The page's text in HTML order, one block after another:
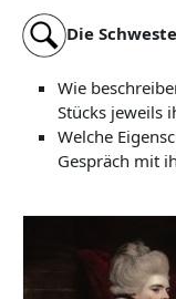
Die
Wie
Stücks jeweils
Welche
Gespräch mit